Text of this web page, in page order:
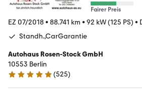
Fairer Preis
EZ 07/2018• 88.741 km • 92 kW (125 PS) •
Standh.,CarGarantie
Autohaus Rosen-Stock GmbH
10553 Berlin
4.9 Sterne
(525)